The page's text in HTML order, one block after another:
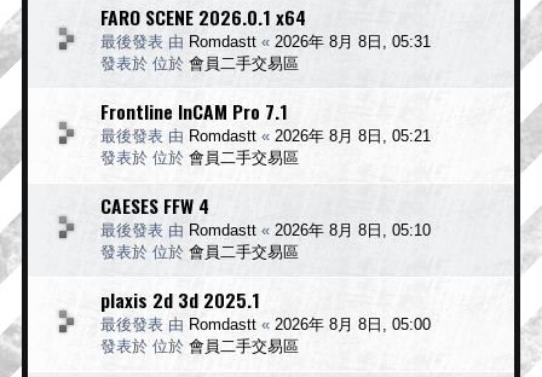
FARO SCENE 2026.0.1 x64
最後發表 由 Romdastt « 2026年 8月 8日, 05:31
發表於 位於 會員二手交易區
Frontline InCAM Pro 7.1
最後發表 由 Romdastt « 2026年 8月 8日, 05:21
發表於 位於 會員二手交易區
CAESES FFW 4
最後發表 由 Romdastt « 2026年 8月 8日, 05:10
發表於 位於 會員二手交易區
plaxis 2d 3d 2025.1
最後發表 由 Romdastt « 2026年 8月 8日, 05:00
發表於 位於 會員二手交易區